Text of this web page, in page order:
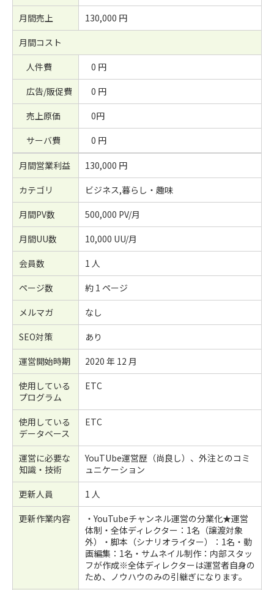
月間売上
130,000 円
月間コスト
人件費
0 円
広告/販促費
0 円
売上原価
0円
サーバ費
0 円
月間営業利益
130,000 円
カテゴリ
ビジネス,暮らし・趣味
月間PV数
500,000 PV/月
月間UU数
10,000 UU/月
会員数
1 人
ページ数
約 1 ページ
メルマガ
なし
SEO対策
あり
運営開始時期
2020 年 12 月
使用している
プログラム
ETC
使用している
データベース
ETC
運営に必要な
知識・技術
YouTUbe運営歴（尚良し）、外注とのコミ
ュニケーション
更新人員
1 人
更新作業内容
・YouTubeチャンネル運営の分業化★運営
体制・全体ディレクター：1名（譲渡対象
外）・脚本（シナリオライター）：1名・動
画編集：1名・サムネイル制作：内部スタッ
フが作成※全体ディレクターは運営者自身の
ため、ノウハウのみの引継ぎになります。